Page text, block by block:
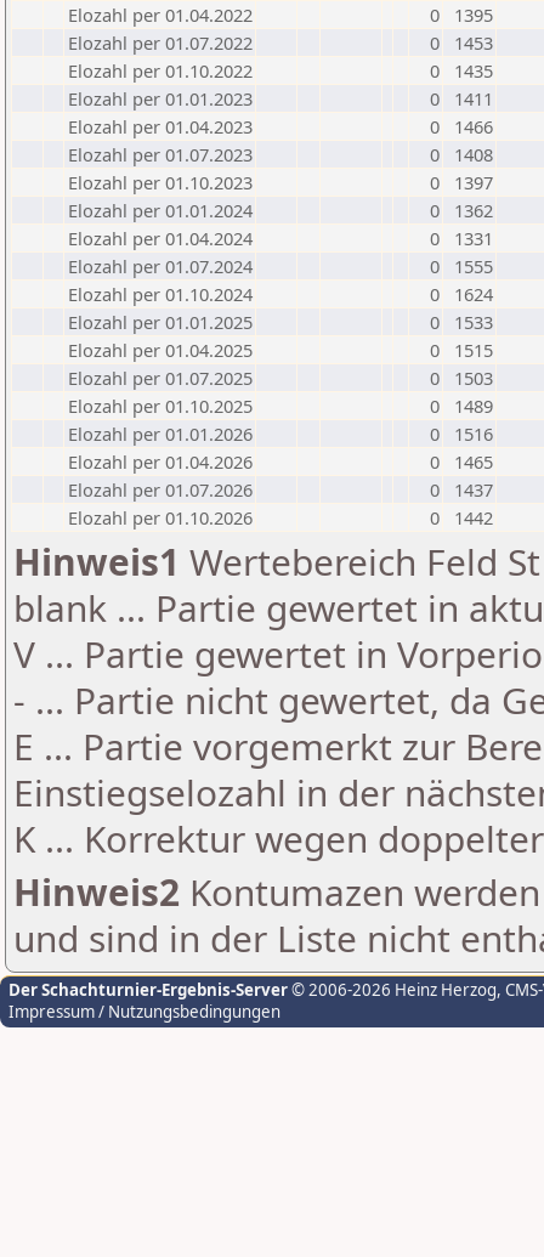
Elozahl per 01.04.2022
0
1395
Elozahl per 01.07.2022
0
1453
Elozahl per 01.10.2022
0
1435
Elozahl per 01.01.2023
0
1411
Elozahl per 01.04.2023
0
1466
Elozahl per 01.07.2023
0
1408
Elozahl per 01.10.2023
0
1397
Elozahl per 01.01.2024
0
1362
Elozahl per 01.04.2024
0
1331
Elozahl per 01.07.2024
0
1555
Elozahl per 01.10.2024
0
1624
Elozahl per 01.01.2025
0
1533
Elozahl per 01.04.2025
0
1515
Elozahl per 01.07.2025
0
1503
Elozahl per 01.10.2025
0
1489
Elozahl per 01.01.2026
0
1516
Elozahl per 01.04.2026
0
1465
Elozahl per 01.07.2026
0
1437
Elozahl per 01.10.2026
0 1442
Hinweis1 Wertebereich Feld
blank ... Partie gewertet in
V ... Partie gewertet in
- ... Partie nicht gewertet, da
E ... Partie vorgemerkt zur
Einstiegselozahl in der
K ... Korrektur wegen
Hinweis2 Kontumazen
und sind in der Liste nicht
Der Schachturnier-Ergebnis-Server© 2006-2026 Heinz Herzog,
Impressum / Nutzungsbedingungen